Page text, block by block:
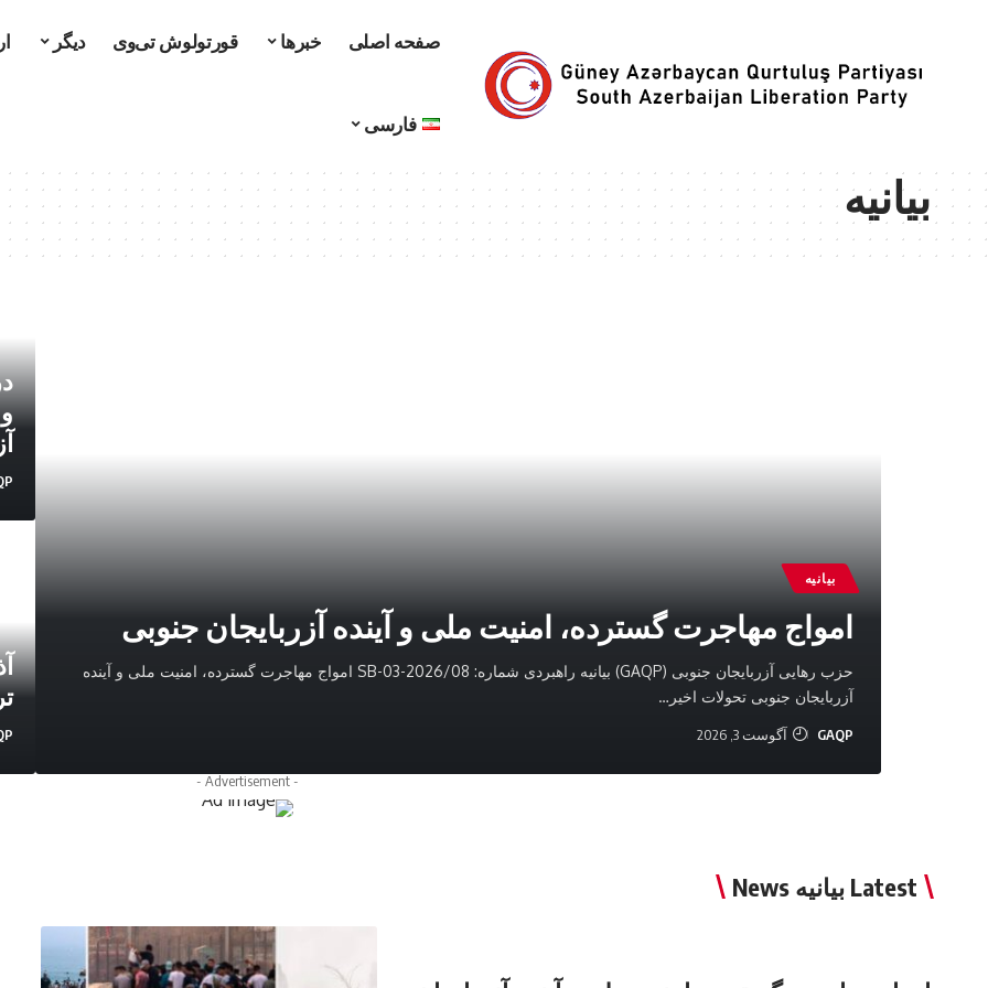
صفحه اصلی خبرها قورتولوش تی‌وی دیگر
فارسی
بیانیه
بیانیه
امواج‌ مهاجرت گسترده، امنیت ملی و آینده آزربایجان جنوبی
حزب رهایی آزربایجان جنوبی (GAQP) بیانیه راهبردی شماره: 2026/08-03-SB امواج‌ مهاجرت گسترده، امنیت ملی و آینده
آزربایجان جنوبی تحولات اخیر …
GAQP آگوست 3, 2026
- Advertisement -
Latest بیانیه News